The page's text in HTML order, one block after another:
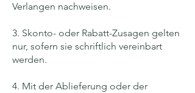
Verlangen nachweisen.
3. Skonto- oder Rabatt-Zusagen gelten
nur, sofern sie schriftlich vereinbart
werden.
4. Mit der Ablieferung oder der